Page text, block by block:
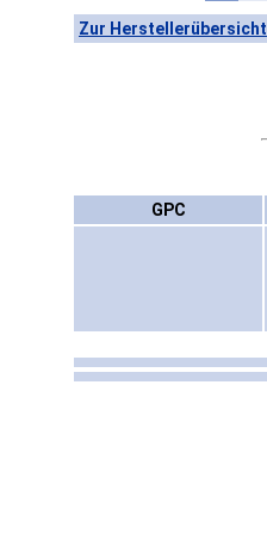
Zur Herstellerübersicht
GPC